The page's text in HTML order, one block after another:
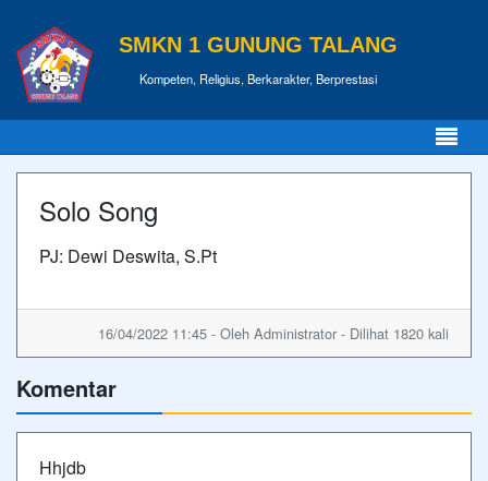
SMKN 1 GUNUNG TALANG
Kompeten, Religius, Berkarakter, Berprestasi
Solo Song
PJ: Dewi Deswita, S.Pt
16/04/2022 11:45 - Oleh Administrator - Dilihat 1820 kali
Komentar
Hhjdb